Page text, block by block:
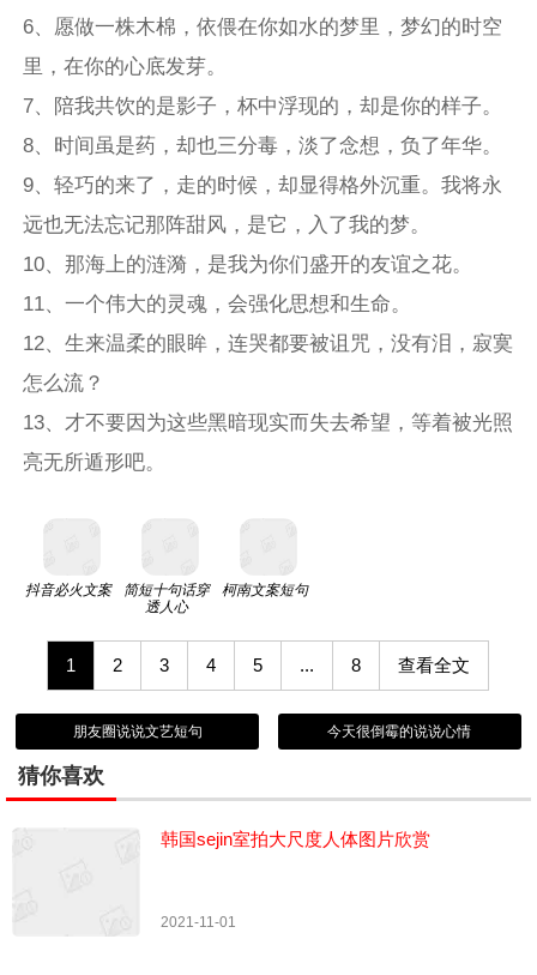
6、愿做一株木棉，依偎在你如水的梦里，梦幻的时空
里，在你的心底发芽。
7、陪我共饮的是影子，杯中浮现的，却是你的样子。
8、时间虽是药，却也三分毒，淡了念想，负了年华。
9、轻巧的来了，走的时候，却显得格外沉重。我将永
远也无法忘记那阵甜风，是它，入了我的梦。
10、那海上的涟漪，是我为你们盛开的友谊之花。
11、一个伟大的灵魂，会强化思想和生命。
12、生来温柔的眼眸，连哭都要被诅咒，没有泪，寂寞
怎么流？
13、才不要因为这些黑暗现实而失去希望，等着被光照
亮无所遁形吧。
抖音必火文案
简短十句话穿
透人心
柯南文案短句
1 2 3 4 5 ... 8 查看全文
朋友圈说说文艺短句 今天很倒霉的说说心情
猜你喜欢
韩国sejin室拍大尺度人体图片欣赏
2021-11-01